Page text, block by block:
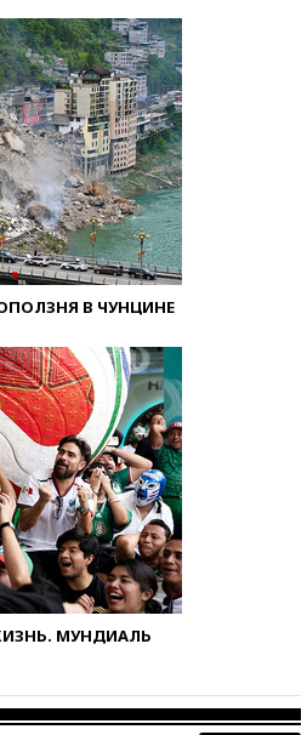
В ЧУНЦИНЕ
МУНДИАЛЬ